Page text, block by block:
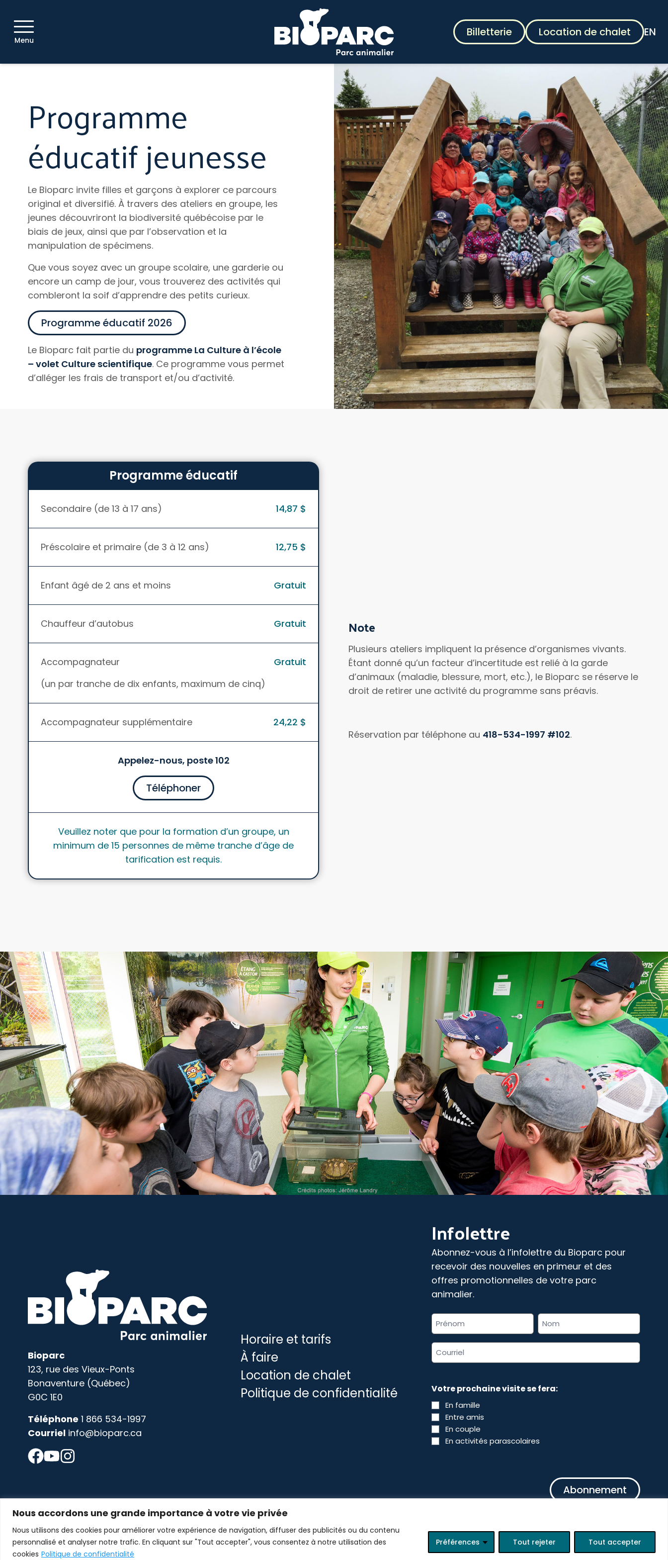
Nous accordons une grande importance à votre vie privée
Nous utilisons des cookies pour améliorer votre expérience de navigation, diffuser des publicités ou du contenu
personnalisé et analyser notre trafic. En cliquant sur "Tout accepter", vous consentez à notre utilisation des
cookies Politique de confidentialité
Préférences Tout rejeter Tout accepter
Menu
Billetterie Location de chalet EN
Programme
éducatif jeunesse
Le Bioparc invite filles et garçons à explorer ce parcours
original et diversifié. À travers des ateliers en groupe, les
jeunes découvriront la biodiversité québécoise par le
biais de jeux, ainsi que par l’observation et la
manipulation de spécimens.
Que vous soyez avec un groupe scolaire, une garderie ou
encore un camp de jour, vous trouverez des activités qui
combleront la soif d’apprendre des petits curieux.
Programme éducatif 2026
Le Bioparc fait partie du programme La Culture à l’école
– volet Culture scientifique. Ce programme vous permet
d’alléger les frais de transport et/ou d’activité.
Programme éducatif
Secondaire (de 13 à 17 ans) 14,87 $
Préscolaire et primaire (de 3 à 12 ans) 12,75 $
Enfant âgé de 2 ans et moins Gratuit
Chauffeur d’autobus Gratuit
Accompagnateur
Gratuit
(un par tranche de dix enfants, maximum de cinq)
Accompagnateur supplémentaire 24,22 $
Appelez-nous, poste 102
Téléphoner
Veuillez noter que pour la formation d’un groupe, un
minimum de 15 personnes de même tranche d’âge de
tarification est requis.
Note
Plusieurs ateliers impliquent la présence d’organismes vivants.
Étant donné qu’un facteur d’incertitude est relié à la garde
d’animaux (maladie, blessure, mort, etc.), le Bioparc se réserve le
droit de retirer une activité du programme sans préavis.
Réservation par téléphone au 418-534-1997 #102.
Bioparc
123, rue des Vieux-Ponts
Bonaventure (Québec)
G0C 1E0
Téléphone 1 866 534-1997
Courriel info@bioparc.ca
Horaire et tarifs
À faire
Location de chalet
Politique de confidentialité
Infolettre
Abonnez-vous à l’infolettre du Bioparc pour
recevoir des nouvelles en primeur et des
offres promotionnelles de votre parc
animalier.
« * » indique les champs nécessaires
Nom
complet
*
Adresse
courriel
Votre prochaine visite se fera:
En famille
Entre amis
En couple
En activités parascolaires
© 2026 Tous droits réservés Bioparc scantin.com Programmation :lewebsimple.ca Connexion